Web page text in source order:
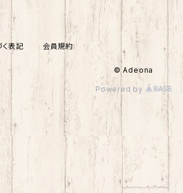
表記 会員規約
© Adeona
Powered by